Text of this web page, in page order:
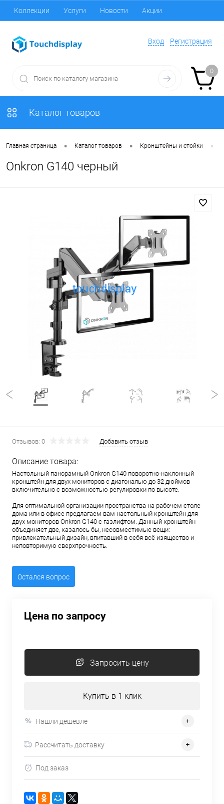
Коллекции Услуги Новости Акции
Вход Регистрация
0
Каталог товаров
Главная страница • Каталог товаров • Кронштейны и стойки •
Onkron G140 черный
Отзывов: 0 Добавить отзыв
Описание товара:
Настольный панорамный Onkron G140 поворотно-наклонный
кронштейн для двух мониторов с диагональю до 32 дюймов
включительно c возможностью регулировки по высоте.
Для оптимальной организации пространства на рабочем столе
дома или в офисе предлагаем вам настольный кронштейн для
двух мониторов Onkron G140 с газлифтом. Данный кронштейн
объединяет две, казалось бы, несовместимые вещи:
привлекательный дизайн, впитавший в себя всё изящество и
неповторимую сверхпрочность.
Остался вопрос
Цена по запросу
Запросить цену
Купить в 1 клик
Нашли дешевле
Рассчитать доставку
Под заказ